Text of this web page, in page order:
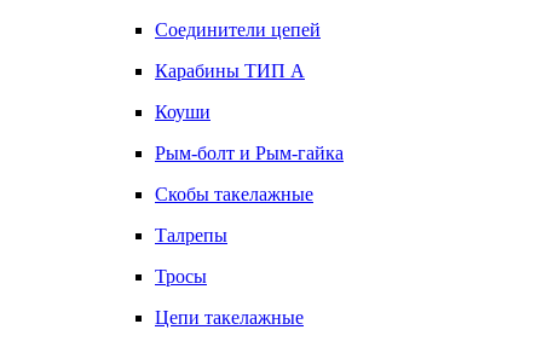
Соединители цепей
Карабины ТИП А
Коуши
Рым-болт и Рым-гайка
Скобы такелажные
Талрепы
Тросы
Цепи такелажные